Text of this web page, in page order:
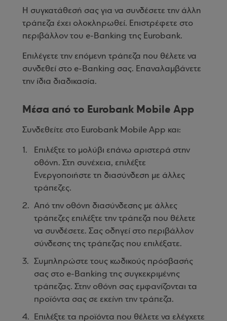
Η συγκατάθεσή σας για να συνδέσετε την άλλη
τράπεζα έχει ολοκληρωθεί. Επιστρέφετε στο
περιβάλλον του e-Banking της Eurobank.
Επιλέγετε την επόμενη τράπεζα που θέλετε να
συνδεθεί στο e-Banking σας. Επαναλαμβάνετε
την ίδια διαδικασία.
Μέσα από το Eurobank Mobile App
Συνδεθείτε στο Eurobank Mobile App και:
Επιλέξτε το μολύβι επάνω αριστερά στην
οθόνη. Στη συνέχεια, επιλέξτε
Ενεργοποιήστε τη διασύνδεση με άλλες
τράπεζες.
Από την οθόνη διασύνδεσης με άλλες
τράπεζες επιλέξτε την τράπεζα που θέλετε
να συνδέσετε. Σας οδηγεί στο περιβάλλον
σύνδεσης της τράπεζας που επιλέξατε.
Συμπληρώστε τους κωδικούς πρόσβασής
σας στο e-Banking της συγκεκριμένης
τράπεζας. Στην οθόνη σας εμφανίζονται τα
προϊόντα σας σε εκείνη την τράπεζα.
Επιλέξτε τα προϊόντα που θέλετε να ελέγχετε